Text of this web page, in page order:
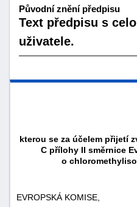
Původní znění předpisu
Text předpisu s
uživatele.
kterou se za účelem přijetí
C přílohy II směrnice
o
EVROPSKÁ KOMISE,